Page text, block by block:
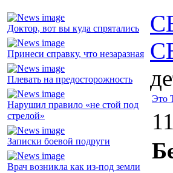
Доктор, вот вы куда спрятались
Принеси справку, что незаразная
Плевать на предосторожность
Нарушил правило «не стой под
стрелой»
Записки боевой подруги
Врач возникла как из-под земли
Это